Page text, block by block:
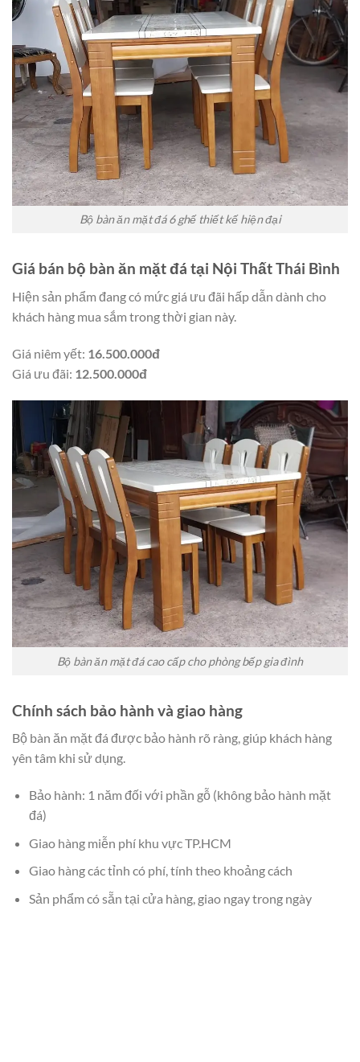
Bộ bàn ăn mặt đá 6 ghế thiết kế hiện đại
Giá bán bộ bàn ăn mặt đá tại Nội Thất Thái Bình
Hiện sản phẩm đang có mức giá ưu đãi hấp dẫn dành cho
khách hàng mua sắm trong thời gian này.
Giá niêm yết: 16.500.000đ
Giá ưu đãi: 12.500.000đ
Bộ bàn ăn mặt đá cao cấp cho phòng bếp gia đình
Chính sách bảo hành và giao hàng
Bộ bàn ăn mặt đá được bảo hành rõ ràng, giúp khách hàng
yên tâm khi sử dụng.
Bảo hành: 1 năm đối với phần gỗ (không bảo hành mặt
đá)
Giao hàng miễn phí khu vực TP.HCM
Giao hàng các tỉnh có phí, tính theo khoảng cách
Sản phẩm có sẵn tại cửa hàng, giao ngay trong ngày